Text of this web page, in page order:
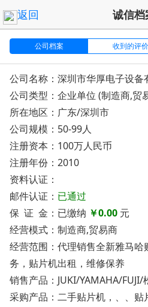
返回 诚信档
公司档案 收到的评价
公司名称：深圳市华厚电子设备
公司类型：企业单位 (制造商,贸
所在地区：广东/深圳市
公司规模：50-99人
注册资本：100万人民币
注册年份：2010
资料认证：
邮件认证： 已通过
保 证 金：已缴纳 ￥0.00 元
经营模式：制造商,贸易商
经营范围：代理销售全新雅马
务，贴片机出租，维修保养
销售产品：JUKI/YAMAHA/FUJI/
采购产品：二手贴片机，、、贴